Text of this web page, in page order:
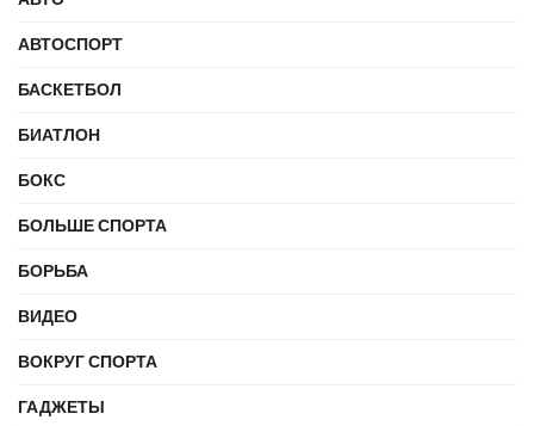
АВТОСПОРТ
БАСКЕТБОЛ
БИАТЛОН
БОКС
БОЛЬШЕ СПОРТА
БОРЬБА
ВИДЕО
ВОКРУГ СПОРТА
ГАДЖЕТЫ